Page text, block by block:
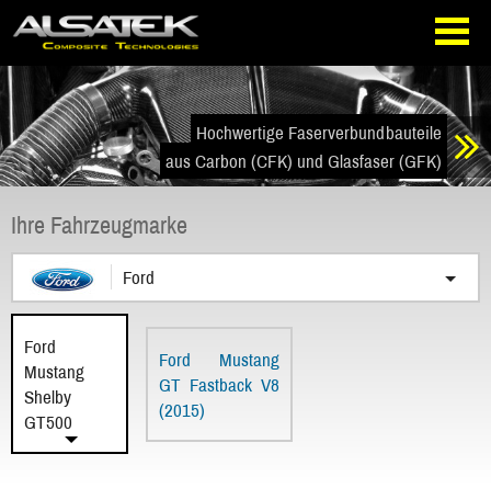
Direkt
Navigation
springen
Direkt
zum
Inhalt
springen
Hochwertige Faserverbundbauteile
aus Carbon (CFK) und Glasfaser (GFK)
Ihre Fahrzeugmarke
Ford
Ford
Mustang
Shelby
GT500
Ford Mustang
GT Fastback V8
(2015)